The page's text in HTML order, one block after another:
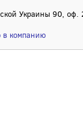
Украины 90, оф.
в компанию